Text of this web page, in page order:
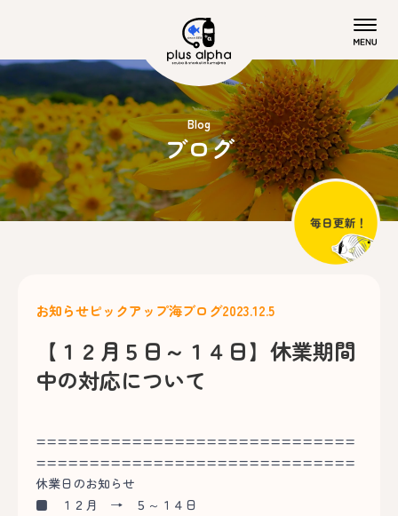
Blog
ブログ
お知らせピックアップ海ブログ2023.12.5
【１２月５日～１４日】休業期間
中の対応について
==============================
==============================
休業日のお知らせ
■ １２月 → ５～１４日